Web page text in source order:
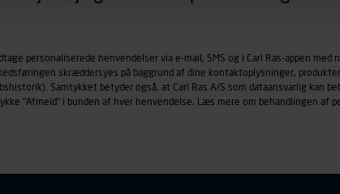
af vores platforme (hjemmeside og app), herunder
browsertype, søgeord, IP-adresse, informationer
der anvendes.
personaliserede henvendelser via e-mail, SMS og i Carl Ras-appen med
skræddersyes på baggrund af dine kontaktoplysninger,
Samtykket betyder også, at Carl Ras A/S som dataansvarlig kan
"Afmeld" i bunden af hver henvendelse. Læs mere om behandlingen af